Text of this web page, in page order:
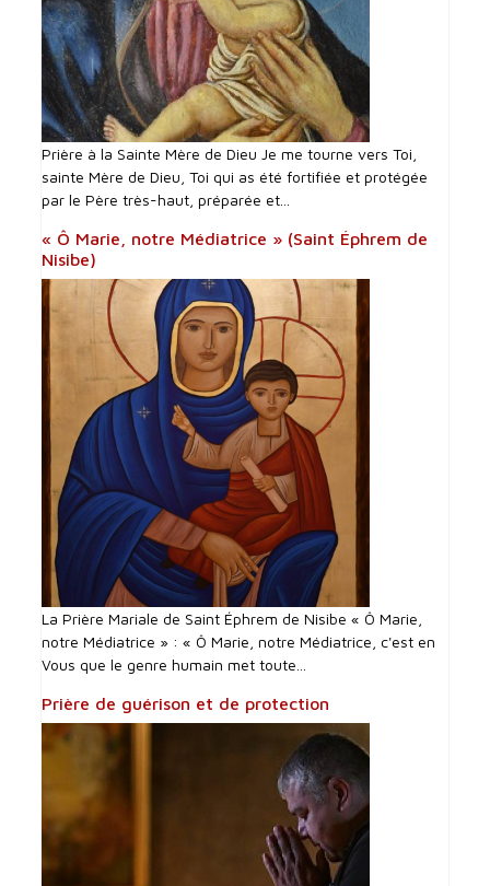
Prière à la Sainte Mère de Dieu Je me tourne vers Toi,
sainte Mère de Dieu, Toi qui as été fortifiée et protégée
par le Père très-haut, préparée et...
« Ô Marie, notre Médiatrice » (Saint Éphrem de
Nisibe)
La Prière Mariale de Saint Éphrem de Nisibe « Ô Marie,
notre Médiatrice » : « Ô Marie, notre Médiatrice, c'est en
Vous que le genre humain met toute...
Prière de guérison et de protection